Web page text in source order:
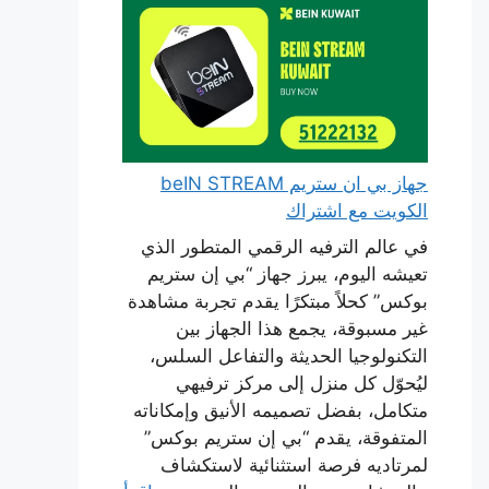
جهاز بي ان ستريم beIN STREAM
الكويت مع اشتراك
في عالم الترفيه الرقمي المتطور الذي
تعيشه اليوم، يبرز جهاز “بي إن ستريم
بوكس” كحلاً مبتكرًا يقدم تجربة مشاهدة
غير مسبوقة، يجمع هذا الجهاز بين
التكنولوجيا الحديثة والتفاعل السلس،
ليُحوّل كل منزل إلى مركز ترفيهي
متكامل، بفضل تصميمه الأنيق وإمكاناته
المتفوقة، يقدم “بي إن ستريم بوكس”
لمرتاديه فرصة استثنائية لاستكشاف